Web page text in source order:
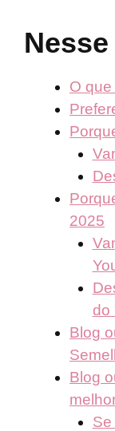
O
2025
do
Blog
Blog